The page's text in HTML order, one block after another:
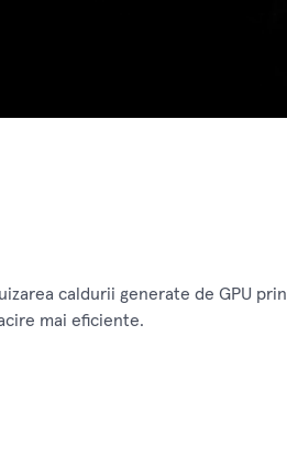
caldurii generate de GPU prin
mai eficiente.